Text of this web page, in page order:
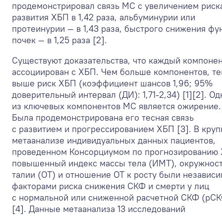
продемонстрировал связь МС с увеличением
развития ХБП в 1,42 раза, альбуминурии или
протеинурии — в 1,43 раза, быстрого снижения
почек — в 1,25 раза [2].
Существуют доказательства, что каждый
ассоциирован с ХБП. Чем больше компонентов,
выше риск ХБП (коэффициент шансов 1,96; 95%
доверительный интервал (ДИ): 1,71-2,34) [1][2].
из ключевых компонентов МС является ожирение.
Была продемонстрирована его тесная связь
с развитием и прогрессированием ХБП [3]. В
метаанализе индивидуальных данных пациентов,
проведенном Консорциумом по
повышенный индекс массы тела (ИМТ),
талии (ОТ) и отношение ОТ к росту были
факторами риска снижения СКФ и смерти у лиц
с нормальной или сниженной расчетной СКФ
[4]. Данные метаанализа 13 исследований